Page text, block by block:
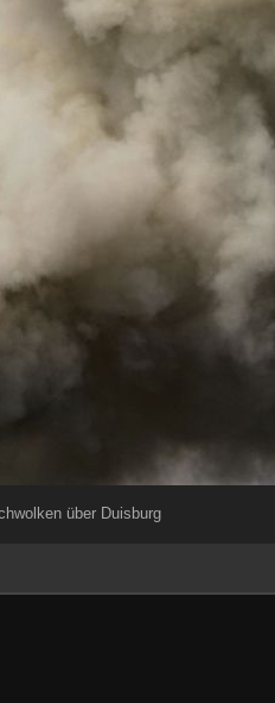
über Duisburg